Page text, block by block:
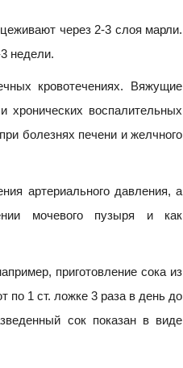
через 2-3 слоя марли.
недели.
кровотечениях. Вяжущие
хронических воспалительных
болезнях печени и желчного
артериального давления, а
мочевого пузыря и как
приготовление сока из
по 1 ст. ложке 3 раза в день до
сок показан в виде